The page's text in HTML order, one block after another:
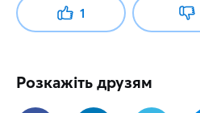
1
Розкажіть друзям